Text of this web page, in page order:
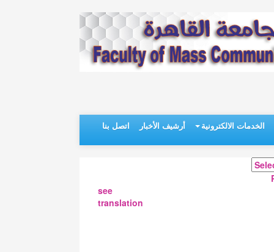
الخدمات الالكترونية أرشيف الأخبار اتصل بنا
see
translation